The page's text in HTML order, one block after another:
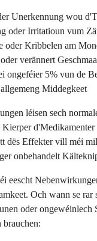
Unerkennung wou
oder Irritatioun vum
oder Kribbelen am
verännert
ongeféier 5% vun de
Middegkeet
léisen sech
d'Medikamenter
dës Effekter vill méi
onbehandelt
eescht
Och wann se rar
oder ongewéinlech